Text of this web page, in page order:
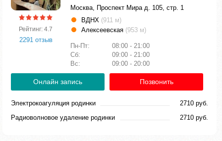
Рейтинг: 4.7
2291 отзыв
Москва, Проспект Мира д. 105, стр. 1
ВДНХ (911 м)
Алексеевская (953 м)
Пн-Пт:
08:00 - 21:00
Сб:
09:00 - 21:00
Вс:
09:00 - 20:00
Онлайн запись Позвонить
Электрокоагуляция родинки
2710 руб.
Радиоволновое удаление родинки
2710 руб.